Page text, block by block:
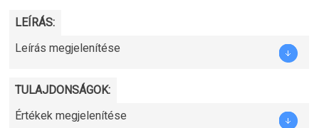
LEÍRÁS:
Leírás megjelenítése
TULAJDONSÁGOK:
Értékek megjelenítése